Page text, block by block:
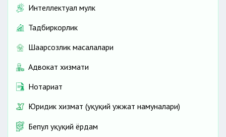
Интеллектуал мулк
Тадбиркорлик
Шаҳарсозлик масалалари
Адвокат хизмати
Нотариат
Юридик хизмат (ҳуқуқий ҳужжат намуналари)
Бепул ҳуқуқий ёрдам